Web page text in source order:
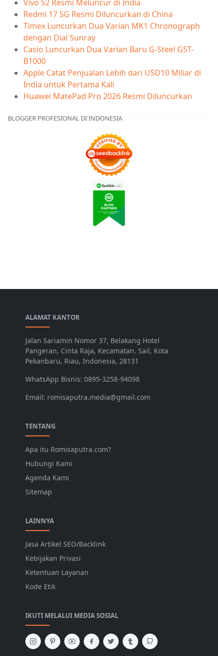
Vivo S2 Resmi Meluncur di India
Redmi 17 5G Resmi Diluncurkan di China
Timex Luncurkan Dua Varian MK1 Chronograph
dengan Dial Sunray
Casio Luncurkan Dua Varian Baru G-Steel GST-
B1000
Apple Catat Penjualan Lebih dari USD10 Miliar di
India untuk Pertama Kali
Huawei MatePad Pro 2026 Resmi Diluncurkan
BLOGGER PROFESIONAL DI INDONESIA
ALAMAT KANTOR
Jalan Sariamin Nomor 37, Belakang Hotel
Pangeran, Cinta Raja, Kecamatan. Sail, Kota
Pekanbaru, Riau, Indonesia, 28131
WhatsApp Bisnis: 0895-3258-94098
Email: romisaputra.media@gmail.com
TENTANG
Apa itu Romisaputra.com?
Hubungi Kami
Agenda Kami
Sitemap
LAINNYA
Jasa Artikel SEO/Backlink
Kebijakan Privasi
Ketentuan Layanan
Kode Etik
IKUTI MELALUI MEDIA SOSIAL